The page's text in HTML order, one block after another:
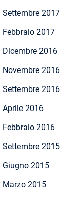
Settembre 2017
Febbraio 2017
Dicembre 2016
Novembre 2016
Settembre 2016
Aprile 2016
Febbraio 2016
Settembre 2015
Giugno 2015
Marzo 2015